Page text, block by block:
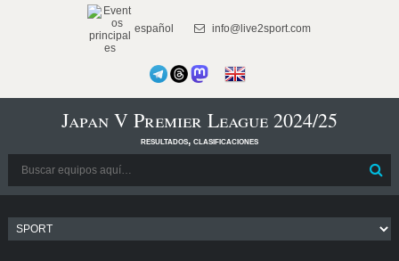
español info@live2sport.com
Japan V Premier League 2024/25
resultados, clasificaciones